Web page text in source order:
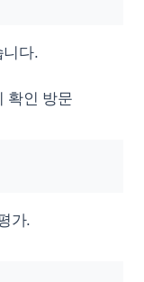
니다.
확인 방문
가.